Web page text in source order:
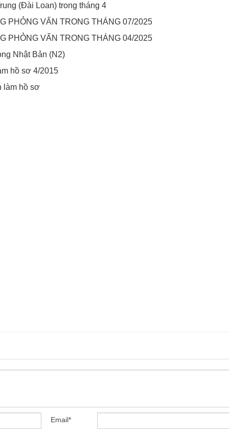
(Đài Loan) trong tháng 4
PHỎNG VẤN TRONG THÁNG 07/2025
PHỎNG VẤN TRONG THÁNG 04/2025
Nhật Bản (N2)
hồ sơ 4/2015
làm hồ sơ
Email*